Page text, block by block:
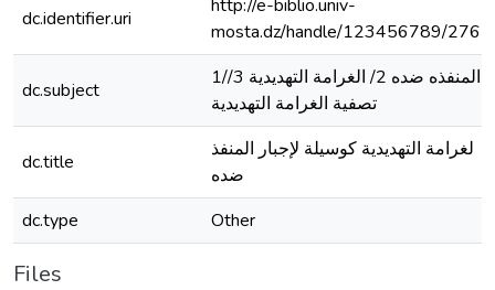
dc.identifier.uri
http://e-biblio.univ-
mosta.dz/handle/123456789/
dc.subject
1/المنفذه ضده 2/ الغرامة التهديدية 3/
تصفية الغرامة التهديدية
dc.title
لغرامة التهديدية كوسيلة لإجبار المنفذ
ضده
dc.type
Other
Files